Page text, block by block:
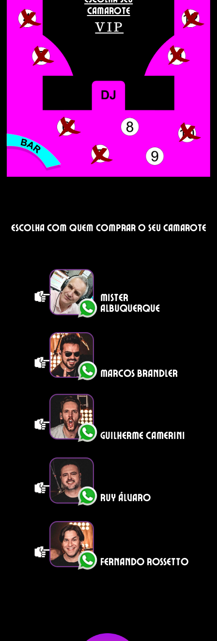
CAMAROTE
VIP
Escolha com quem comprar o seu camarote
mister
albuquerque
marcos brandler
guilherme camerini
ruy álvaro
fernandorossetto